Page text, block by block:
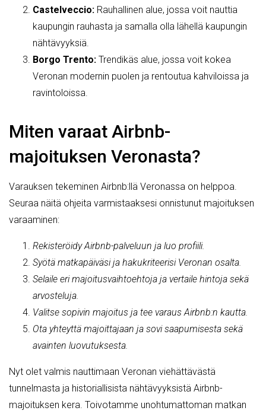
Castelveccio: Rauhallinen alue, jossa voit nauttia
kaupungin rauhasta ja samalla olla lähellä kaupungin
nähtävyyksiä.
Borgo Trento: Trendikäs alue, jossa voit kokea
Veronan modernin puolen ja rentoutua kahviloissa ja
ravintoloissa.
Miten varaat Airbnb-
majoituksen Veronasta?
Varauksen tekeminen Airbnb:llä Veronassa on helppoa.
Seuraa näitä ohjeita varmistaaksesi onnistunut majoituksen
varaaminen:
Rekisteröidy Airbnb-palveluun ja luo profiili.
Syötä matkapäiväsi ja hakukriteerisi Veronan osalta.
Selaile eri majoitusvaihtoehtoja ja vertaile hintoja sekä
arvosteluja.
Valitse sopivin majoitus ja tee varaus Airbnb:n kautta.
Ota yhteyttä majoittajaan ja sovi saapumisesta sekä
avainten luovutuksesta.
Nyt olet valmis nauttimaan Veronan viehättävästä
tunnelmasta ja historiallisista nähtävyyksistä Airbnb-
majoituksen kera. Toivotamme unohtumattoman matkan